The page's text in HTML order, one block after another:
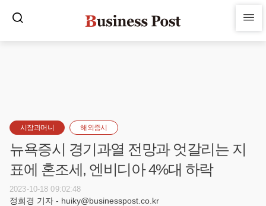
시장과머니 해외증시
뉴욕증시 경기과열 전망과 엇갈리는 지
표에 혼조세, 엔비디아 4%대 하락
2023-10-18 09:02:48
정희경 기자 - huiky@businesspost.co.kr